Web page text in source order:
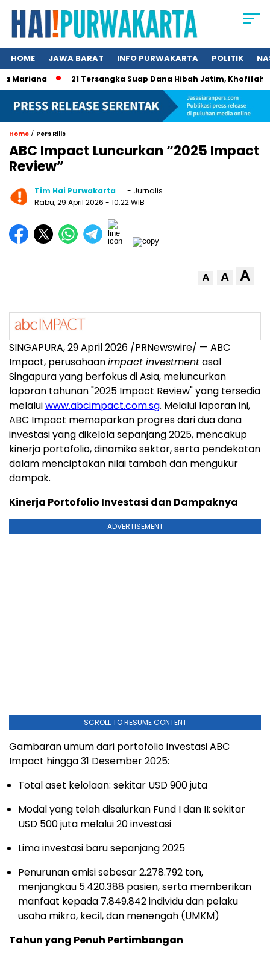
HOME JAWA BARAT INFO PURWAKARTA POLITIK
21 Tersangka Suap Dana Hibah Jatim, Khofifah Kini
Home / Pers Rilis
ABC Impact Luncurkan “2025 Impact
Review”
Tim Hai Purwakarta
- Jurnalis
Rabu, 29 April 2026 - 10:22 WIB
A A A
SINGAPURA, 29 April 2026 /PRNewswire/ — ABC
Impact, perusahaanimpact investmentasal
Singapura yang berfokus di Asia, meluncurkan
laporan tahunan "2025 Impact Review" yang tersedia
melaluiwww.abcimpact.com.sg. Melalui laporan ini,
ABC Impact memaparkan progres dari dua dana
investasi yang dikelola sepanjang 2025, mencakup
kinerja portofolio, dinamika sektor, serta pendekatan
dalam menciptakan nilai tambah dan mengukur
dampak.
Kinerja Portofolio Investasi dan Dampaknya
ADVERTISEMENT
SCROLL TO RESUME CONTENT
Gambaran umum dari portofolio investasi ABC
Impact hingga 31 Desember 2025:
Total aset kelolaan: sekitar USD 900 juta
Modal yang telah disalurkan Fund I dan II: sekitar
USD 500 juta melalui 20 investasi
Lima investasi baru sepanjang 2025
Penurunan emisi sebesar 2.278.792 ton,
menjangkau 5.420.388 pasien, serta memberikan
manfaat kepada 7.849.842 individu dan pelaku
usaha mikro, kecil, dan menengah (UMKM)
Tahun yang Penuh Pertimbangan